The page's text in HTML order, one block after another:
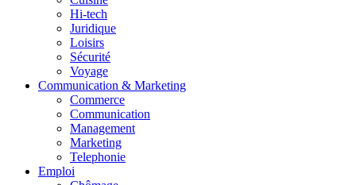
Hi-tech
Juridique
Loisirs
Sécurité
Voyage
Communication & Marketing
Commerce
Communication
Management
Marketing
Telephonie
Emploi